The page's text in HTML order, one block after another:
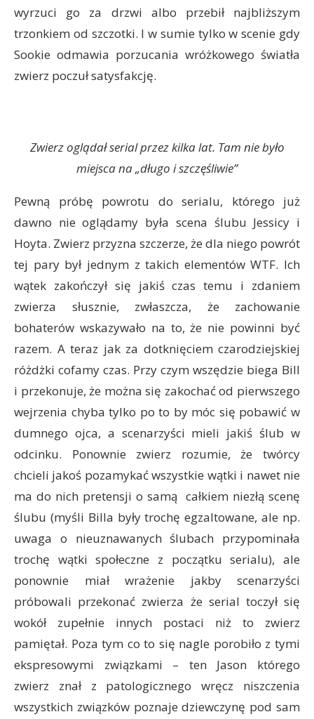
wyrzuci go za drzwi albo przebił najbliższym
trzonkiem od szczotki. I w sumie tylko w scenie gdy
Sookie odmawia porzucania wróżkowego światła
zwierz poczuł satysfakcję.
Zwierz oglądał serial przez kilka lat. Tam nie było
miejsca na „długo i szczęśliwie”
Pewną próbę powrotu do serialu, którego już
dawno nie oglądamy była scena ślubu Jessicy i
Hoyta. Zwierz przyzna szczerze, że dla niego powrót
tej pary był jednym z takich elementów WTF. Ich
wątek zakończył się jakiś czas temu i zdaniem
zwierza słusznie, zwłaszcza, że zachowanie
bohaterów wskazywało na to, że nie powinni być
razem. A teraz jak za dotknięciem czarodziejskiej
różdżki cofamy czas. Przy czym wszędzie biega Bill
i przekonuje, że można się zakochać od pierwszego
wejrzenia chyba tylko po to by móc się pobawić w
dumnego ojca, a scenarzyści mieli jakiś ślub w
odcinku. Ponownie zwierz rozumie, że twórcy
chcieli jakoś pozamykać wszystkie wątki i nawet nie
ma do nich pretensji o samą całkiem niezłą scenę
ślubu (myśli Billa były trochę egzaltowane, ale np.
uwaga o nieuznawanych ślubach przypominała
trochę wątki społeczne z początku serialu), ale
ponownie miał wrażenie jakby scenarzyści
próbowali przekonać zwierza że serial toczył się
wokół zupełnie innych postaci niż to zwierz
pamiętał. Poza tym co to się nagle porobiło z tymi
ekspresowymi związkami – ten Jason którego
zwierz znał z patologicznego wręcz niszczenia
wszystkich związków poznaje dziewczynę pod sam